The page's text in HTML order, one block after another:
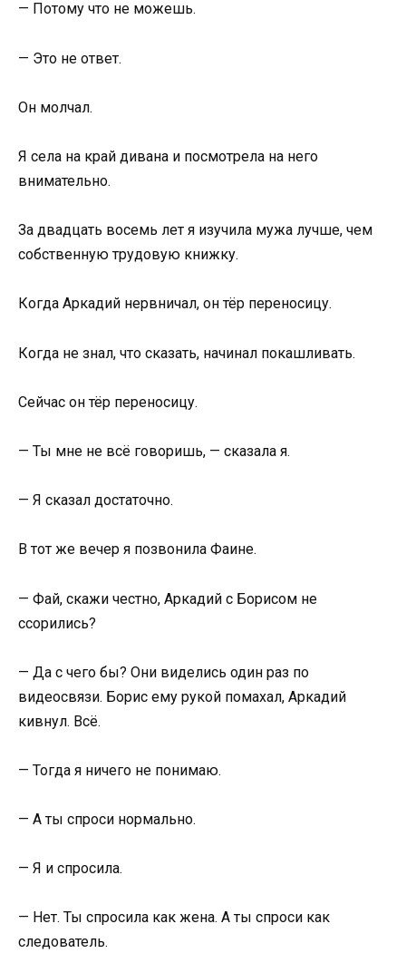
— Потому что не можешь.
— Это не ответ.
Он молчал.
Я села на край дивана и посмотрела на него
внимательно.
За двадцать восемь лет я изучила мужа лучше, чем
собственную трудовую книжку.
Когда Аркадий нервничал, он тёр переносицу.
Когда не знал, что сказать, начинал покашливать.
Сейчас он тёр переносицу.
— Ты мне не всё говоришь, — сказала я.
— Я сказал достаточно.
В тот же вечер я позвонила Фаине.
— Фай, скажи честно, Аркадий с Борисом не
ссорились?
— Да с чего бы? Они виделись один раз по
видеосвязи. Борис ему рукой помахал, Аркадий
кивнул. Всё.
— Тогда я ничего не понимаю.
— А ты спроси нормально.
— Я и спросила.
— Нет. Ты спросила как жена. А ты спроси как
следователь.